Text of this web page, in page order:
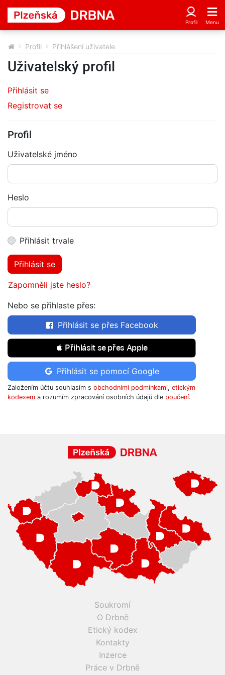
Profil Přihlášení uživatele
Uživatelský profil
Přihlásit se
Registrovat se
Profil
Uživatelské jméno
Heslo
Přihlásit trvale
Přihlásit se
Zapomněli jste heslo?
Nebo se přihlaste přes:
Přihlásit se přes Facebook
 Přihlásit se přes Apple
Přihlásit se pomocí Google
Založením účtu souhlasím s obchodními podmínkami, etickým
kodexem a rozumím zpracování osobních údajů dle poučení.
Soukromí
O Drbně
Etický kodex
Kontakty
Inzerce
Práce v Drbně